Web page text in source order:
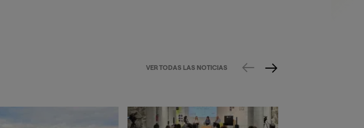
VER TODAS LAS NOTICIAS